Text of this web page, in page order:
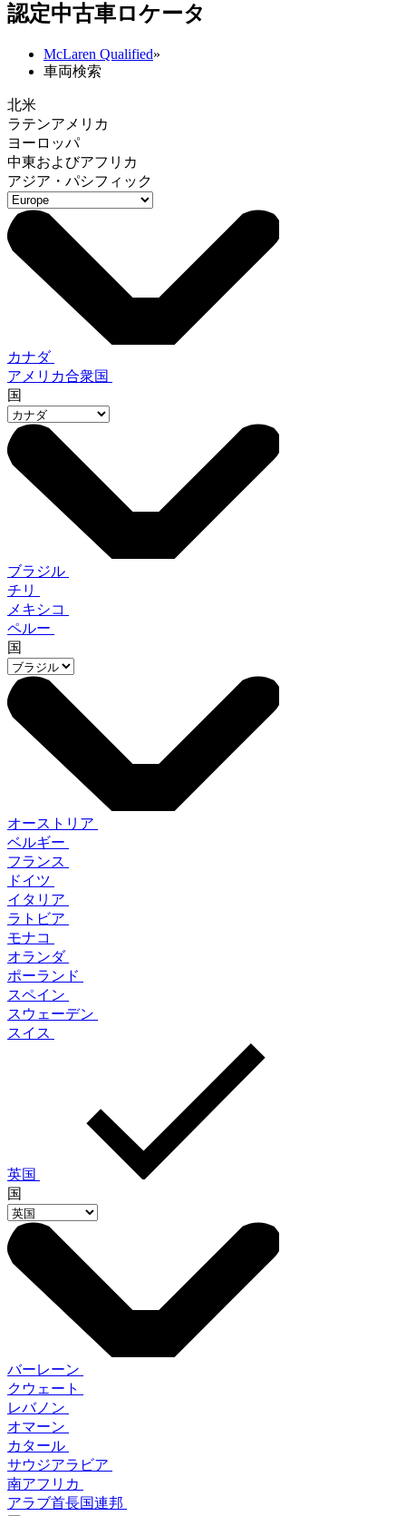
認定中古車ロケータ
McLaren Qualified»
車両検索
北米
ラテンアメリカ
ヨーロッパ
中東およびアフリカ
アジア・パシフィック
カナダ
アメリカ合衆国
国
ブラジル
チリ
メキシコ
ペルー
国
オーストリア
ベルギー
フランス
ドイツ
イタリア
ラトビア
モナコ
オランダ
ポーランド
スペイン
スウェーデン
スイス
英国
国
バーレーン
クウェート
レバノン
オマーン
カタール
サウジアラビア
南アフリカ
アラブ首長国連邦